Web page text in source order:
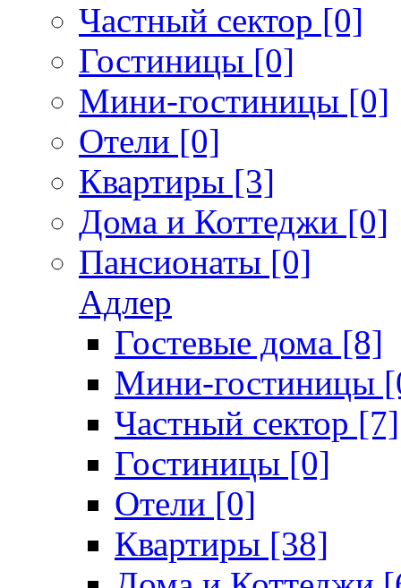
Частный сектор [0]
Гостиницы [0]
Мини-гостиницы [0]
Отели [0]
Квартиры [3]
Дома и Коттеджи [0]
Пансионаты [0]
Адлер
Гостевые дома [8]
Мини-гостиницы
Частный сектор [7]
Гостиницы [0]
Отели [0]
Квартиры [38]